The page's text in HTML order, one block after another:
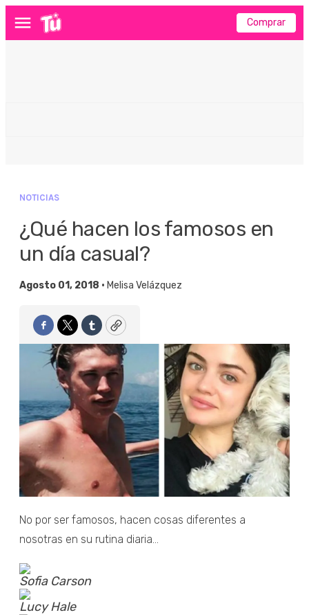
Menú Comprar
NOTICIAS
¿Qué hacen los famosos en
un día casual?
Agosto 01, 2018 • Melisa Velázquez
Facebook
TwitterTumblrCopy
No por ser famosos, hacen cosas diferentes a
nosotras en su rutina diaria...
Sofia Carson
Lucy Hale